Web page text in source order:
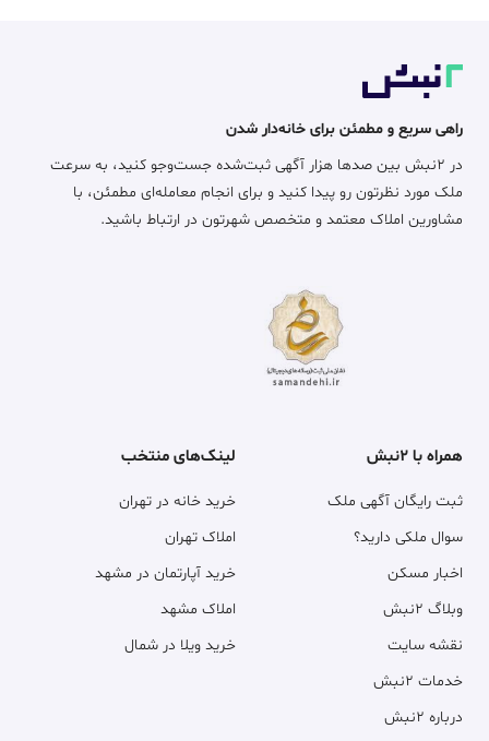
راهی سریع و مطمئن برای خانه‌دار شدن
در ۲نبش بین صدها هزار آگهی ثبت‌شده جست‌وجو کنید، به سرعت
ملک مورد نظرتون رو پیدا کنید و برای انجام معامله‌ای مطمئن، با
مشاورین املاک معتمد و متخصص شهرتون در ارتباط باشید.
همراه با ۲نبش
ثبت رایگان آگهی ملک
سوال ملکی دارید؟
اخبار مسکن
وبلاگ ۲نبش
نقشه سایت
خدمات ۲نبش
درباره ۲نبش
لینک‌های منتخب
خرید خانه در تهران
املاک تهران
خرید آپارتمان در مشهد
املاک مشهد
خرید ویلا در شمال